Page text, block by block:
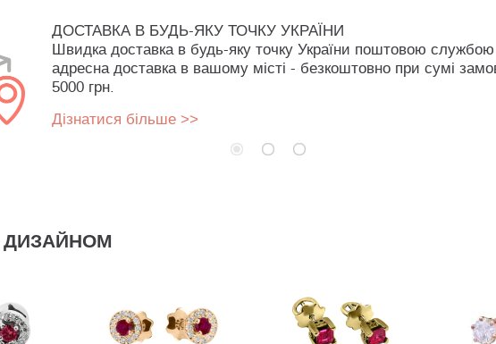
ДОСТАВКА В БУДЬ-ЯКУ ТОЧКУ УКРАЇНИ
Швидка доставка в будь-яку точку України поштовою
адресна доставка в вашому місті - безкоштовно при сумі
5000 грн.
Дізнатися більше >>
ДИЗАЙНОМ